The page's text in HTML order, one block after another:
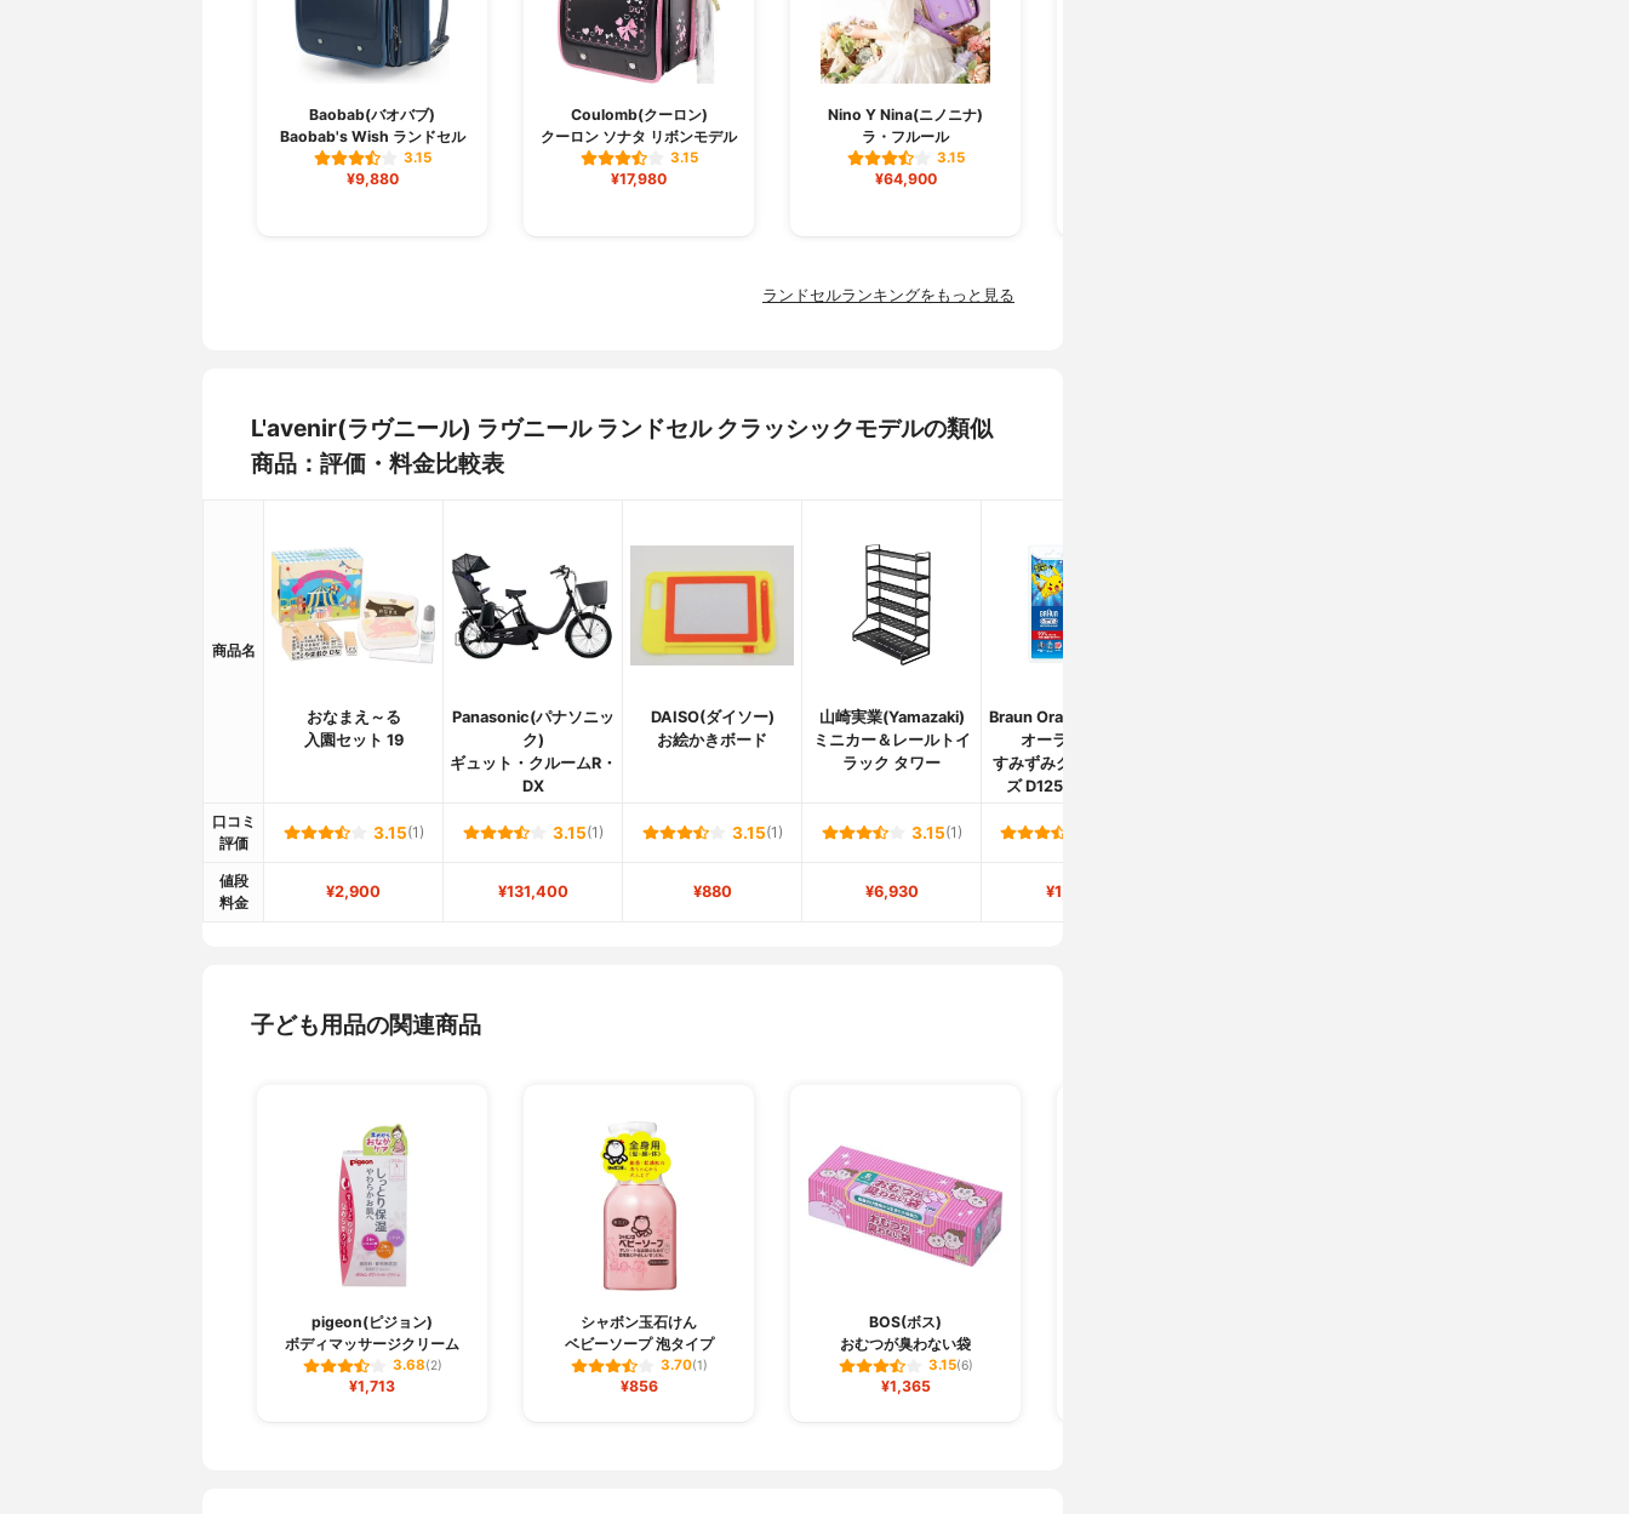
Baobab(バオバブ)
Baobab's Wish ランドセル
3.15
¥9,880
Coulomb(クーロン)
クーロン ソナタ リボンモデル
3.15
¥17,980
Nino Y Nina(ニノニナ)
ラ・フルール
3.15
¥64,900
ランドセルランキングをもっと見る
L'avenir(ラヴニール) ラヴニール ランドセル クラッシックモデルの類似
商品：評価・料金比較表
商品名
おなまえ～る
入園セット 19
Panasonic(パナソニッ
ク)
ギュット・クルームR・
DX
DAISO(ダイソー)
お絵かきボード
山崎実業(Yamazaki)
ミニカー＆レールトイ
ラック タワー
Braun Oral-B(ブラウン
オーラルビー)
すみずみクリーンキッ
ズ D12513KPKMB
口コミ
評価
3.15(1) 3.15(1) 3.15(1) 3.15(1)
値段
料金
¥2,900 ¥131,400 ¥880 ¥6,930 ¥1,228
子ども用品の関連商品
pigeon(ピジョン)
ボディマッサージクリーム
3.68(2)
¥1,713
シャボン玉石けん
ベビーソープ 泡タイプ
3.70(1)
¥856
BOS(ボス)
おむつが臭わない袋
3.15(6)
¥1,365